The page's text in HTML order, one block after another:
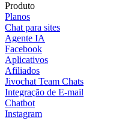
Produto
Planos
Chat para sites
Agente IA
Facebook
Aplicativos
Afiliados
Jivochat Team Chats
Integração de E-mail
Chatbot
Instagram